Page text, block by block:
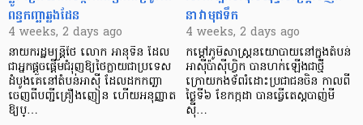
ពន្ធកញ្ឆាឆ្លងដែន
4 weeks, 2 days ago
នាយករដ្ឋមន្ត្រីថៃ​ លោក អានុទីន ដែល
ជាអ្នកផ្តួចផ្តើមជំរុញឱ្យថៃក្លាយជាប្រទេស
ដំបូងគេនៅតំបន់អាស៊ី ដែលដកកញ្ឆា
ចេញពីបញ្ជីគ្រឿងញៀន ហើយអនុញ្ញាត​
ឱ្យប្…
នាវាមុជទឹក
4 weeks, 2 days ago
កម្តៅភូមិសាស្ត្រនយោបាយនៅក្នុងតំបន់
អាស៊ីប៉ាស៊ីហ្វិក បានហក់ឡើងជាថ្មី
ក្រោយកងទ័ពរំដោះប្រជាជនចិន កាលពី
ថ្ងៃទី៦ ខែកក្កដា បានធ្វើតេស្តបាញ់មី
ស៊ី…